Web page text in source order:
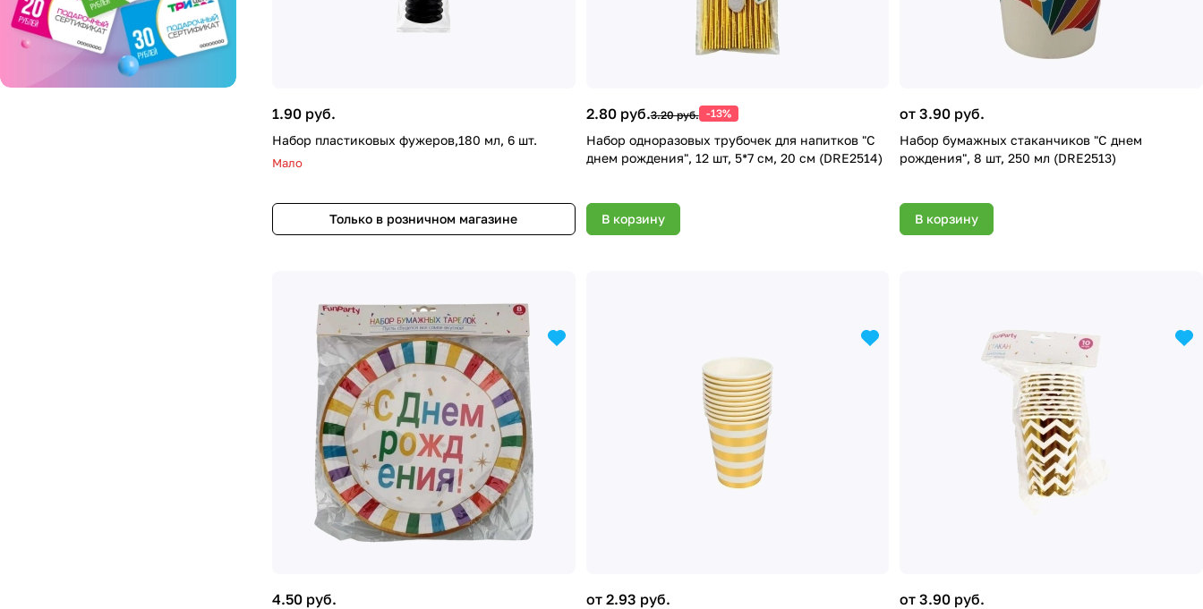
1.90 руб.
Набор пластиковых фужеров,180 мл, 6 шт.
Мало
Только в розничном магазине
2.80 руб.3.20 руб. -13%
Набор одноразовых трубочек для напитков "С
днем рождения", 12 шт, 5*7 см, 20 см (DRE2514)
В корзину
от 3.90 руб.
Набор бумажных стаканчиков "С днем
рождения", 8 шт, 250 мл (DRE2513)
В корзину
4.50 руб. от 2.93 руб. от 3.90 руб.